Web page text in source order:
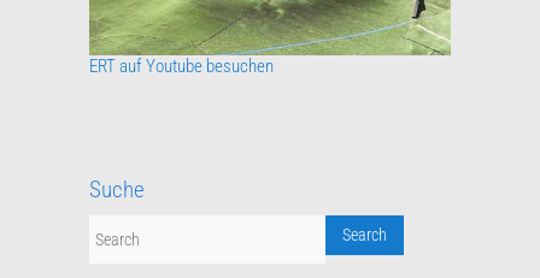
ERT auf Youtube besuchen
Suche